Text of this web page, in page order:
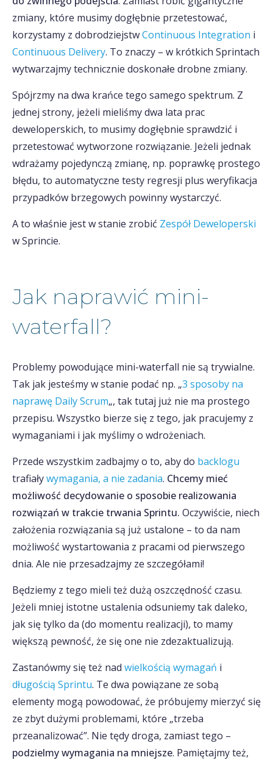
zmiany, które musimy dogłębnie przetestować,
korzystamy z dobrodziejstwContinuous Integration i
Continuous Delivery. To znaczy – w krótkich Sprintach
wytwarzajmy technicznie doskonałe drobne zmiany.
Spójrzmy na dwa krańce tego samego spektrum. Z
jednej strony, jeżeli mieliśmy dwa lata prac
deweloperskich, to musimy dogłębnie sprawdzić i
przetestować wytworzone rozwiązanie. Jeżeli jednak
wdrażamy pojedynczą zmianę, np. poprawkę prostego
błędu, to automatyczne testy regresji plus weryfikacja
przypadków brzegowych powinny wystarczyć.
A to właśnie jest w stanie zrobić Zespół Deweloperski
w Sprincie.
Jak naprawić mini-
waterfall?
Problemy powodujące mini-waterfall nie są trywialne.
Tak jak jesteśmy w stanie podać np. „3 sposoby na
naprawę Daily Scrum„, tak tutaj już nie ma prostego
przepisu. Wszystko bierze się z tego, jak pracujemy z
wymaganiami i jak myślimy o wdrożeniach.
Przede wszystkim zadbajmy o to, aby do backlogu
trafiaływymagania, a nie zadania. Chcemy mieć
możliwość decydowanie o sposobie realizowania
rozwiązań w trakcie trwania Sprintu. Oczywiście, niech
założenia rozwiązania są już ustalone – to da nam
możliwość wystartowania z pracami od pierwszego
dnia. Ale nie przesadzajmy ze szczegółami!
Będziemy z tego mieli też dużą oszczędność czasu.
Jeżeli mniej istotne ustalenia odsuniemy tak daleko,
jak się tylko da (do momentu realizacji), to mamy
większą pewność, że się one nie zdezaktualizują.
Zastanówmy się też nad wielkością wymagań i
długością Sprintu. Te dwa powiązane ze sobą
elementy mogą powodować, że próbujemy mierzyć się
ze zbyt dużymi problemami, które „trzeba
przeanalizować”. Nie tędy droga, zamiast tego –
podzielmy wymagania na mniejsze. Pamiętajmy też,